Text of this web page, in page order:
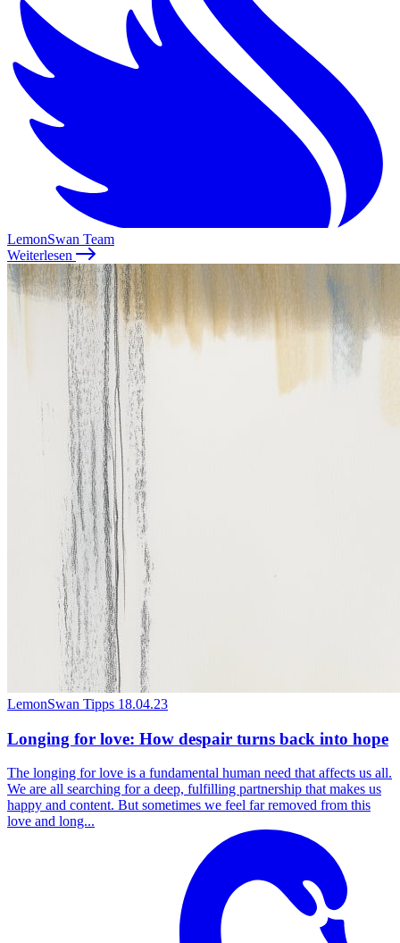
LemonSwan Team
Weiterlesen
LemonSwan Tipps 18.04.23
Longing for love: How despair turns back into hope
The longing for love is a fundamental human need that affects us all.
We are all searching for a deep, fulfilling partnership that makes us
happy and content. But sometimes we feel far removed from this
love and long...